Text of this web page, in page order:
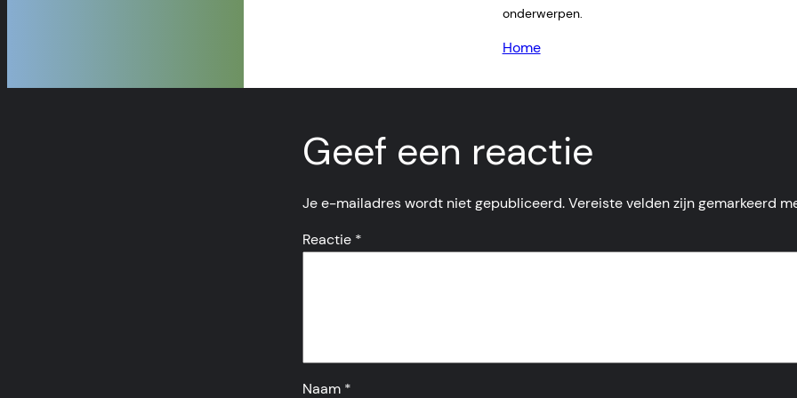
onderwerpen.
Home
Geef een reactie
Je e-mailadres wordt niet gepubliceerd. Vereiste velden zijn gemarkeerd
Reactie *
Naam *